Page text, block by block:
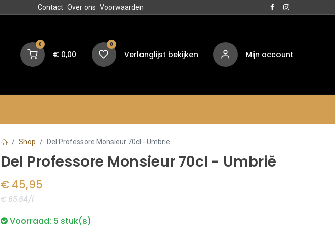
Contact Over ons Voorwaarden
0
€ 0,00
0
Verlanglijst bekijken Mijn account
Shop Del Professore Monsieur 70cl - Umbrië
Del Professore Monsieur 70cl - Umbrië
€ 45,95
€ 65.64/l
Voorraad: 5 stuk(s)